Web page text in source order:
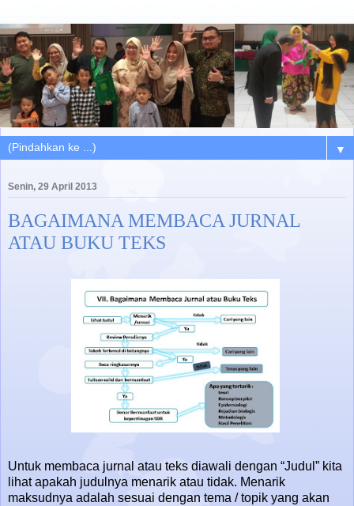
▼
Senin, 29 April 2013
BAGAIMANA MEMBACA JURNAL
ATAU BUKU TEKS
Untuk membaca jurnal atau teks diawali dengan “Judul” kita
lihat apakah judulnya menarik atau tidak. Menarik
maksudnya adalah sesuai dengan tema / topik yang akan